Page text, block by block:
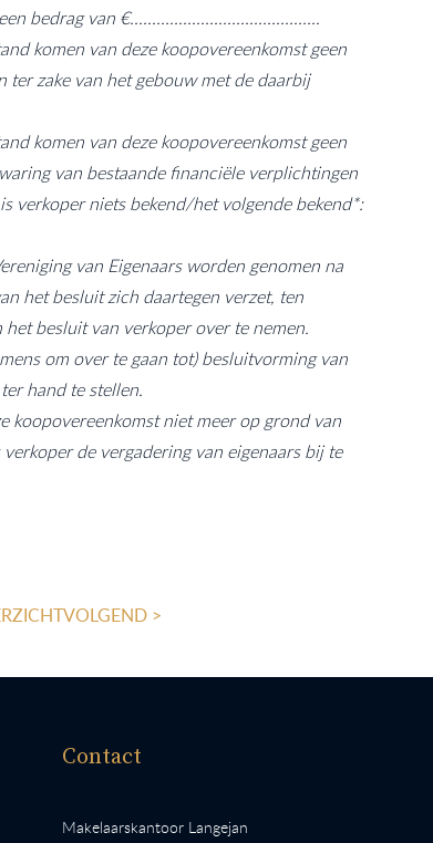
bedrag van €...........................................
komen van deze koopovereenkomst geen
zake van het gebouw met de daarbij
komen van deze koopovereenkomst geen
van bestaande financiële verplichtingen
verkoper niets bekend/het volgende bekend*:
van Eigenaars worden genomen na
het besluit zich daartegen verzet, ten
besluit van verkoper over te nemen.
om over te gaan tot) besluitvorming van
hand te stellen.
koopovereenkomst niet meer op grond van
de vergadering van eigenaars bij te
VOLGEND >
Contact
Makelaarskantoor Langejan